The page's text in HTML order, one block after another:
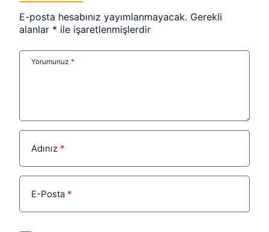
E-posta hesabınız yayımlanmayacak. Gerekli
alanlar * ile işaretlenmişlerdir
Yorumunuz *
Adınız *
E-Posta *